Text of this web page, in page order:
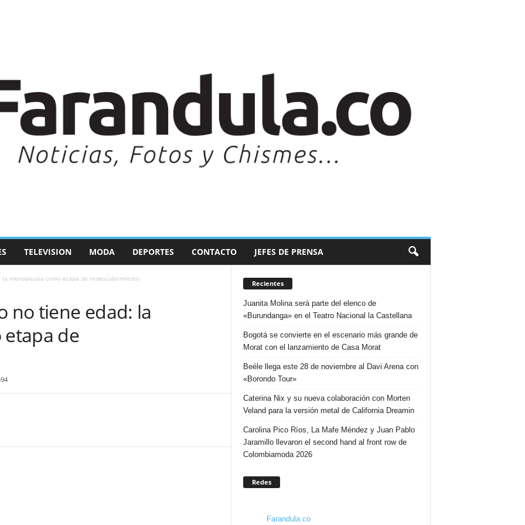
TELEVISION MODA DEPORTES CONTACTO JEFES DE PRENSA
menopausia como etapa de redescubrimiento
no tiene edad: la
de
Recientes
Juanita Molina será parte del elenco de
«Burundanga» en el Teatro Nacional la Castellana
Bogotá se convierte en el escenario más grande de
Morat con el lanzamiento de Casa Morat
Beéle llega este 28 de noviembre al Davi Arena con
«Borondo Tour»
Caterina Nix y su nueva colaboración con Morten
Veland para la versión metal de California Dreamin
Carolina Pico Ríos, La Mafe Méndez y Juan Pablo
Jaramillo llevaron el second hand al front row de
Colombiamoda 2026
Redes
Farandula.co